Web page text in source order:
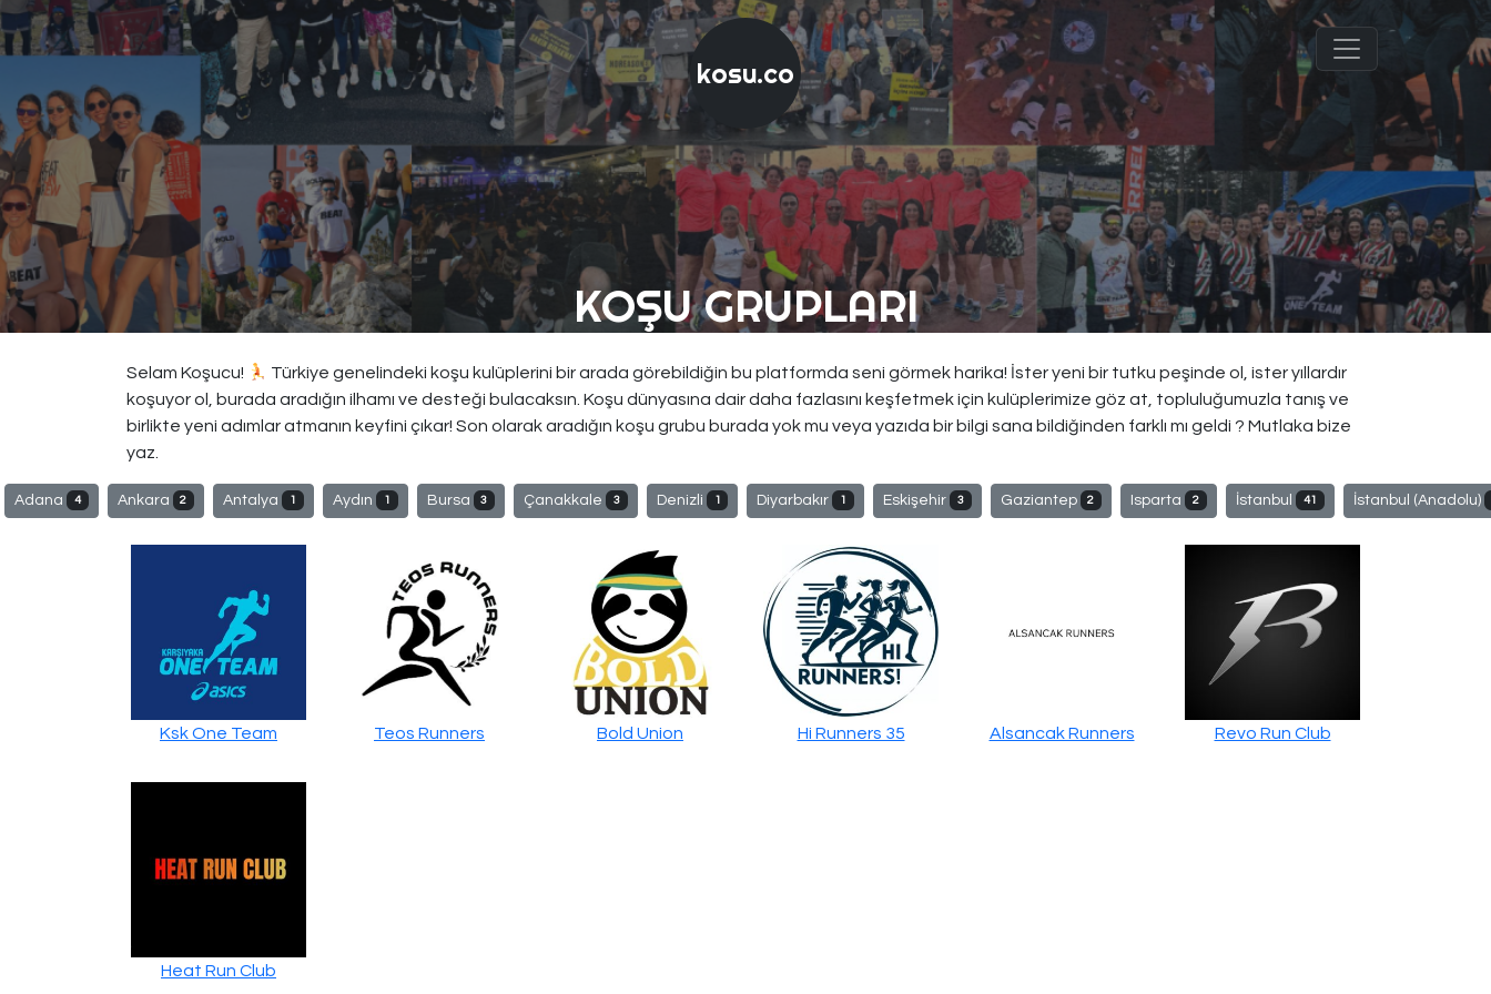
kosu.co
KOŞU GRUPLARI
Selam Koşucu!
Türkiye genelindeki koşu kulüplerini bir arada görebildiğin bu platformda seni görmek harika! İster yeni bir tutku peşinde ol, ister yıllardır
koşuyor ol, burada aradığın ilhamı ve desteği bulacaksın. Koşu dünyasına dair daha fazlasını keşfetmek için kulüplerimize göz at, topluluğumuzla tanış ve
birlikte yeni adımlar atmanın keyfini çıkar! Son olarak aradığın koşu grubu burada yok mu veya yazıda bir bilgi sana bildiğinden farklı mı geldi ? Mutlaka bize
yaz.
Adana 4 Ankara 2 Antalya 1 Aydın 1 Bursa 3 Çanakkale 3 Denizli 1 Diyarbakır 1 Eskişehir 3 Gaziantep 2 Isparta 2 İstanbul 41 İstanbul (Anadolu)
Ksk One Team Teos Runners Bold Union Hi Runners 35 Alsancak Runners Revo Run Club
Heat Run Club